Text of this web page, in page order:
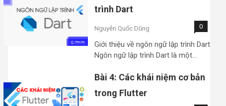
trình Dart
Nguyễn Quốc Dũng 0
Giới thiệu về ngôn ngữ lập trình Dart
Ngôn ngữ lập trình Dart là một…
Bài 4: Các khái niệm cơ bản
trong Flutter